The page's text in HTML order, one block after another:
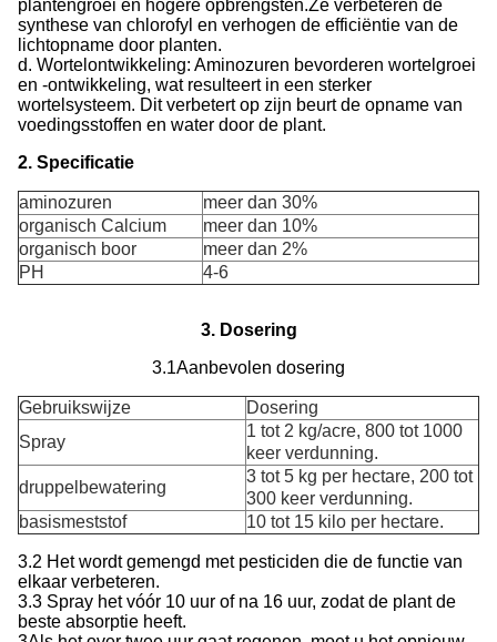
plantengroei en hogere opbrengsten.Ze verbeteren de
synthese van chlorofyl en verhogen de efficiëntie van de
lichtopname door planten.
d. Wortelontwikkeling: Aminozuren bevorderen wortelgroei
en -ontwikkeling, wat resulteert in een sterker
wortelsysteem. Dit verbetert op zijn beurt de opname van
voedingsstoffen en water door de plant.
2. Specificatie
aminozuren
meer dan 30%
organisch Calcium
meer dan 10%
organisch boor
meer dan 2%
PH
4-6
3. Dosering
3.1Aanbevolen dosering
Gebruikswijze
Dosering
Spray
1 tot 2 kg/acre, 800 tot 1000
keer verdunning.
druppelbewatering
3 tot 5 kg per hectare, 200 tot
300 keer verdunning.
basismeststof
10 tot 15 kilo per hectare.
3.2 Het wordt gemengd met pesticiden die de functie van
elkaar verbeteren.
3.3 Spray het vóór 10 uur of na 16 uur, zodat de plant de
beste absorptie heeft.